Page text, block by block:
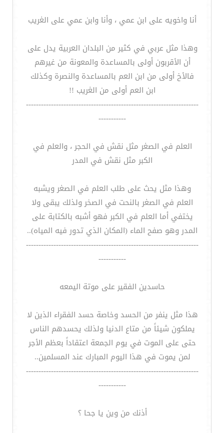
أنا واخويه على ابن عمي ، وأنا وابن عمي على الغريب
وهذا مثل عربي في كثير من البلدان العربية يدل على
أن الأقربون أولى بالمساعدة والمعونة من غيرهم
فالأخ أولى من ابن العم بالمساعدة والنصرة وكذلك
ابن العم أولى من الغريب !!
---------------------------------------------------------------------
-----------
العلم في الصغر مثل نقش في الحجر ، والعلم في
الكبر مثل نقش في المدر
وهذا مثل يحث على طلب العلم في الصغر ويشبه
العلم في الصغر بالنحت في الصخر ولذلك يبقى ولا
يختفي أما العلم في الكبر فهو أشبه بالكتابة على
المدر وهو صفح الماء (المكان الذي تدور فيه المياه)..
---------------------------------------------------------------------
-----------
حاسدين الفقير على موتة اليمعه
هذا مثل ينفر من الحسد وخاصة حسد الفقراء الذين لا
يملكون شيئاً من متاع الدنيا ولذلك يحسدهم الناس
حتى على الموت في يوم الجمعة اعتقاداً بعظم الأجر
لمن يموت في هذا اليوم المبارك عند المسلمين..
---------------------------------------------------------------------
-----------
أذنك من وين يا جحا ؟